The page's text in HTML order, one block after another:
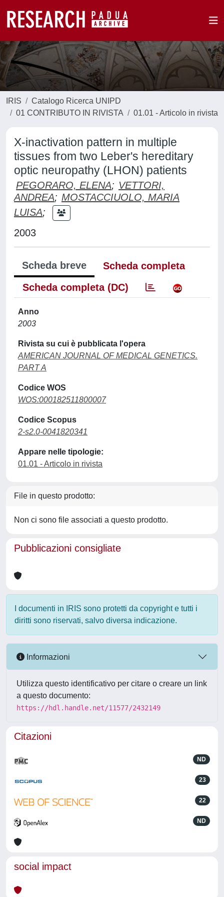
IRIS
Catalogo Ricerca UNIPD
01 CONTRIBUTO IN RIVISTA
01.01 - Articolo in rivista
X-inactivation pattern in multiple
tissues from two Leber's hereditary
optic neuropathy (LHON) patients
PEGORARO, ELENA; VETTORI,
ANDREA; MOSTACCIUOLO, MARIA
LUISA;
2003
Scheda breve
Scheda completa
Scheda completa (DC)
Anno
2003
Rivista su cui è pubblicata l'opera
AMERICAN JOURNAL OF MEDICAL GENETICS.
PART A
Codice WOS
WOS:000182511800007
Codice Scopus
2-s2.0-0041820341
Appare nelle tipologie:
01.01 - Articolo in rivista
File in questo prodotto:
Non ci sono file associati a questo prodotto.
Pubblicazioni consigliate
I documenti in IRIS sono protetti da copyright e tutti i
diritti sono riservati, salvo diversa indicazione.
Informazioni
Utilizza questo identificativo per citare o creare un link
a questo documento:
https://hdl.handle.net/11577/2432149
Citazioni
ND
23
22
ND
social impact